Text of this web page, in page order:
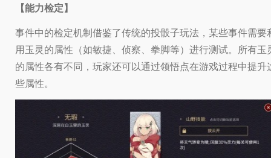
【能力检定】
事件中的检定机制借鉴了传统的投骰子玩法，某些事件需要
用玉灵的属性（如敏捷、侦察、拳脚等）进行测试。所有玉
的属性各有不同，玩家还可以通过领悟点在游戏过程中提升
些属性。